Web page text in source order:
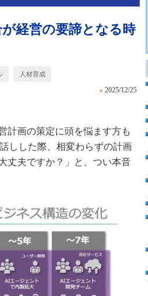
経営の要諦となる時
人材育成
» 2025/12/25
計画の策定に頭を悩ます方も
しした際、相変わらずの計画
丈夫ですか？」と、つい本音